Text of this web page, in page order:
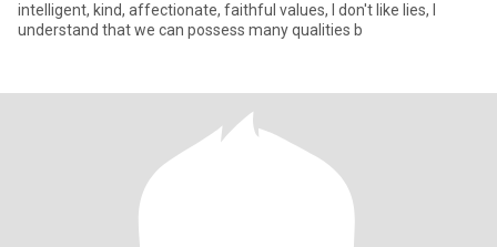
intelligent, kind, affectionate, faithful values, I don't like lies, I
understand that we can possess many qualities b